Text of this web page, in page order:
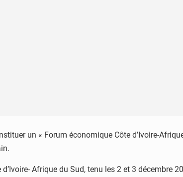
un « Forum économique Côte d’Ivoire-
Afrique du Sud, tenu les 2 et 3 décembre